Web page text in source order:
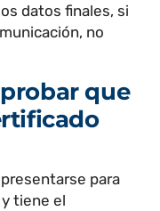
datos finales, si
no
que
para
tiene el